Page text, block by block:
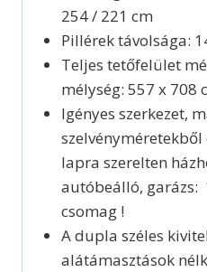
254 / 221 cm
Pillérek távolsága:
Teljes tetőfelület
mélység: 557 x 708
Igényes szerkezet,
lapra szerelten
autóbeálló, garázs:
csomag !
A dupla széles
alátámasztások